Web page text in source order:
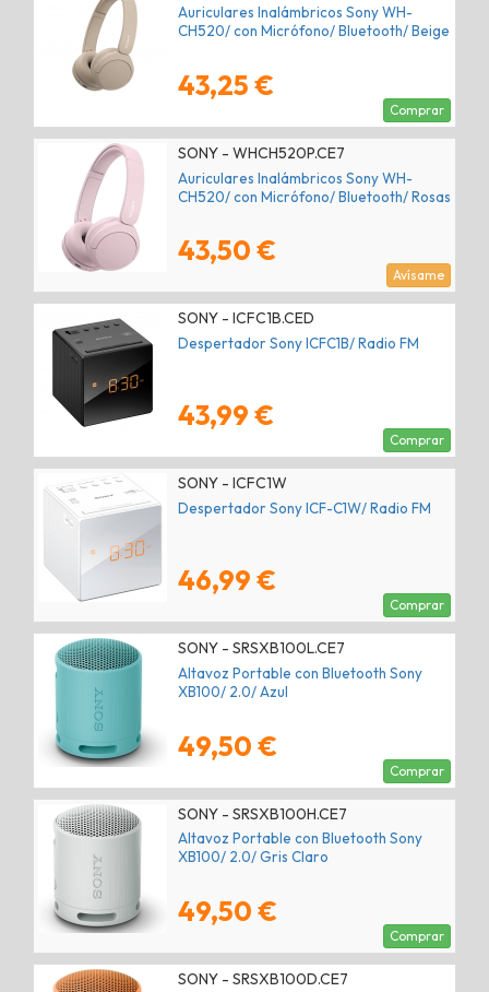
Auriculares Inalámbricos Sony WH-
CH520/ con Micrófono/ Bluetooth/ Beige
43,25 €
Comprar
SONY - WHCH520P.CE7
Auriculares Inalámbricos Sony WH-
CH520/ con Micrófono/ Bluetooth/ Rosas
43,50 €
Avísame
SONY - ICFC1B.CED
Despertador Sony ICFC1B/ Radio FM
43,99 €
Comprar
SONY - ICFC1W
Despertador Sony ICF-C1W/ Radio FM
46,99 €
Comprar
SONY - SRSXB100L.CE7
Altavoz Portable con Bluetooth Sony
XB100/ 2.0/ Azul
49,50 €
Comprar
SONY - SRSXB100H.CE7
Altavoz Portable con Bluetooth Sony
XB100/ 2.0/ Gris Claro
49,50 €
Comprar
SONY - SRSXB100D.CE7